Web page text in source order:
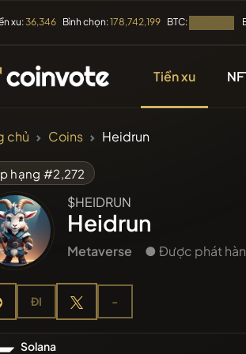
xu:36,346 Bình chọn:178,742,199 BTC:
Tiền xu
Xu hướng
chủ Coins Heidrun
hạng #2,272
$HEIDRUN
Heidrun
Metaverse ● Được phát
ĐI -
Solana